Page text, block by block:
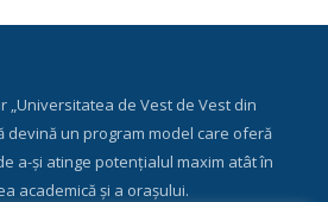
„Universitatea de Vest de Vest din
devină un program model care oferă
a-și atinge potențialul maxim atât în
academică și a orașului.